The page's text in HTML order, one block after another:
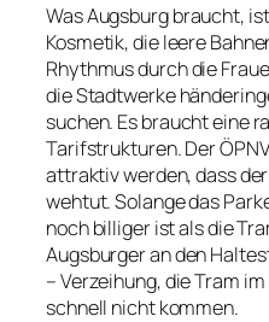
Was Augsburg braucht,
Kosmetik, die leere
Rhythmus durch die
die Stadtwerke
suchen. Es braucht eine
Tarifstrukturen. Der
attraktiv werden, dass
wehtut. Solange das
noch billiger ist als die
Augsburger an den
– Verzeihung, die Tram
schnell nicht kommen.